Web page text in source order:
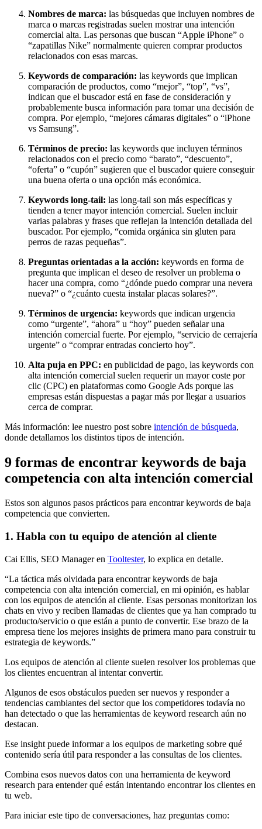
Nombres de marca: las búsquedas que incluyen nombres de
marca o marcas registradas suelen mostrar una intención
comercial alta. Las personas que buscan “Apple iPhone” o
“zapatillas Nike” normalmente quieren comprar productos
relacionados con esas marcas.
Keywords de comparación: las keywords que implican
comparación de productos, como “mejor”, “top”, “vs”,
indican que el buscador está en fase de consideración y
probablemente busca información para tomar una decisión de
compra. Por ejemplo, “mejores cámaras digitales” o “iPhone
vs Samsung”.
Términos de precio: las keywords que incluyen términos
relacionados con el precio como “barato”, “descuento”,
“oferta” o “cupón” sugieren que el buscador quiere conseguir
una buena oferta o una opción más económica.
Keywords long-tail: las long-tail son más específicas y
tienden a tener mayor intención comercial. Suelen incluir
varias palabras y frases que reflejan la intención detallada del
buscador. Por ejemplo, “comida orgánica sin gluten para
perros de razas pequeñas”.
Preguntas orientadas a la acción: keywords en forma de
pregunta que implican el deseo de resolver un problema o
hacer una compra, como “¿dónde puedo comprar una nevera
nueva?” o “¿cuánto cuesta instalar placas solares?”.
Términos de urgencia: keywords que indican urgencia
como “urgente”, “ahora” u “hoy” pueden señalar una
intención comercial fuerte. Por ejemplo, “servicio de cerrajería
urgente” o “comprar entradas concierto hoy”.
Alta puja en PPC: en publicidad de pago, las keywords con
alta intención comercial suelen requerir un mayor coste por
clic (CPC) en plataformas como Google Ads porque las
empresas están dispuestas a pagar más por llegar a usuarios
cerca de comprar.
Más información: lee nuestro post sobre intención de búsqueda,
donde detallamos los distintos tipos de intención.
9 formas de encontrar keywords de baja
competencia con alta intención comercial
Estos son algunos pasos prácticos para encontrar keywords de baja
competencia que convierten.
1. Habla con tu equipo de atención al cliente
Cai Ellis, SEO Manager en Tooltester, lo explica en detalle.
“La táctica más olvidada para encontrar keywords de baja
competencia con alta intención comercial, en mi opinión, es hablar
con los equipos de atención al cliente. Esas personas monitorizan los
chats en vivo y reciben llamadas de clientes que ya han comprado tu
producto/servicio o que están a punto de convertir. Ese brazo de la
empresa tiene los mejores insights de primera mano para construir tu
estrategia de keywords.”
Los equipos de atención al cliente suelen resolver los problemas que
los clientes encuentran al intentar convertir.
Algunos de esos obstáculos pueden ser nuevos y responder a
tendencias cambiantes del sector que los competidores todavía no
han detectado o que las herramientas de keyword research aún no
destacan.
Ese insight puede informar a los equipos de marketing sobre qué
contenido sería útil para responder a las consultas de los clientes.
Combina esos nuevos datos con una herramienta de keyword
research para entender qué están intentando encontrar los clientes en
tu web.
Para iniciar este tipo de conversaciones, haz preguntas como: